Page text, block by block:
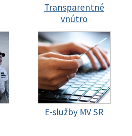
Transparentné
vnútro
E-služby MV SR